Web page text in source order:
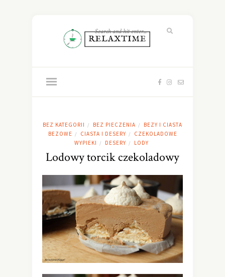
BEZ KATEGORII / BEZ PIECZENIA /
BEZY I CIASTA
BEZOWE / CIASTA I DESERY /
CZEKOLADOWE
WYPIEKI
/ DESERY / LODY
Lodowy torcik czekoladowy